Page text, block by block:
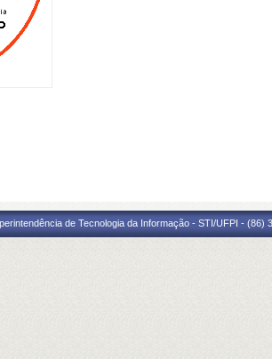
de Tecnologia da Informação - STI/UFPI - (86)